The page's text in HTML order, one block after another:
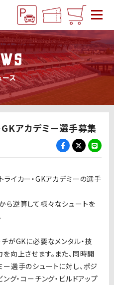
ース
アカデミー選手募集
ライカー・GKアカデミーの選手
ら逆算して様々なシュートを
がGKに必要なメンタル・技
向上させます。また、同時開
選手のシュートに対し、ポジ
ング・コーチング・ビルドアップ